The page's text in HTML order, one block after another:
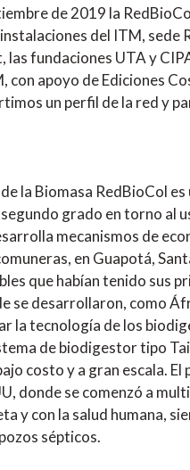
de 2019 la
del ITM, sede
fundaciones UTA y
apoyo de Ediciones
un perfil de la red y
la Biomasa RedBioCol
grado en torno al
mecanismos de
en Guapotá,
que habían tenido sus
se desarrollaron, como
la tecnología de los
de biodigestor tipo
costo y a gran escala.
donde se comenzó a
y con la salud humana,
sépticos.